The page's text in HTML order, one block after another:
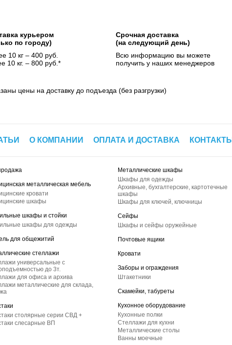
курьером
по городу)
10 кг – 400 руб.
10 кг. – 800 руб.*
Срочная доставка
(на следующий день)
Всю информацию вы можете
получить у наших менеджеров
цены на доставку до подъезда (без разгрузки)
О КОМПАНИИ ОПЛАТА И ДОСТАВКА КОНТАКТЫ
металлическая мебель
кровати
шкафы
шкафы и стойки
шкафы для одежды
для общежитий
стеллажи
универсальные с
до 3т.
для офиса и архива
металлические для склада,
столярные серии СВД +
слесарные ВП
Металлические шкафы
Шкафы для одежды
Архивные, бухгалтерские, картотечные
шкафы
Шкафы для ключей, ключницы
Сейфы
Шкафы и сейфы оружейные
Почтовые ящики
Кровати
Заборы и ограждения
Штакетники
Скамейки, табуреты
Кухонное оборудование
Кухонные полки
Стеллажи для кухни
Металлические столы
Ванны моечные